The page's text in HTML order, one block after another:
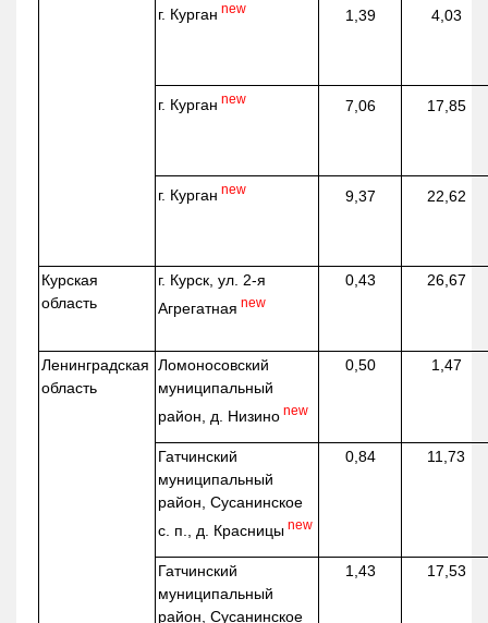
г. Курган new 1,39 4,03
г. Курган new 7,06 17,85
г. Курган new 9,37 22,62
Курская
область
г. Курск, ул. 2-я
Агрегатная new
0,43 26,67
Ленинградская
область
Ломоносовский
муниципальный
район, д. Низино new
0,50 1,47
Гатчинский
муниципальный
район, Сусанинское
с. п., д. Красницы new
0,84 11,73
Гатчинский
муниципальный
район, Сусанинское
1,43 17,53